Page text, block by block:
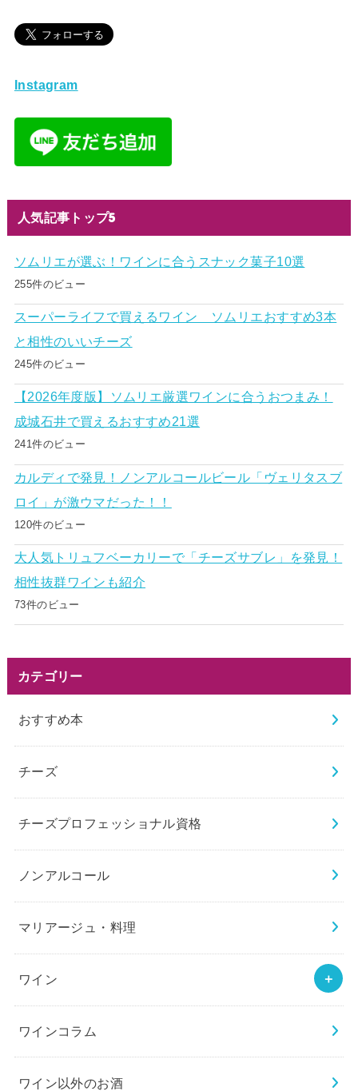
Instagram
人気記事トップ5
ソムリエが選ぶ！ワインに合うスナック菓子10選
255件のビュー
スーパーライフで買えるワイン ソムリエおすすめ3本
と相性のいいチーズ
245件のビュー
【2026年度版】ソムリエ厳選ワインに合うおつまみ！
成城石井で買えるおすすめ21選
241件のビュー
カルディで発見！ノンアルコールビール「ヴェリタスブ
ロイ」が激ウマだった！！
120件のビュー
大人気トリュフベーカリーで「チーズサブレ」を発見！
相性抜群ワインも紹介
73件のビュー
カテゴリー
おすすめ本
チーズ
チーズプロフェッショナル資格
ノンアルコール
マリアージュ・料理
ワイン
ワインコラム
ワイン以外のお酒